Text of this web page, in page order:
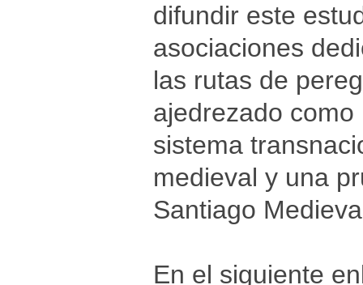
difundir este
asociaciones
las rutas de
ajedrezado
sistema
medieval y una
Santiago
En el siguiente